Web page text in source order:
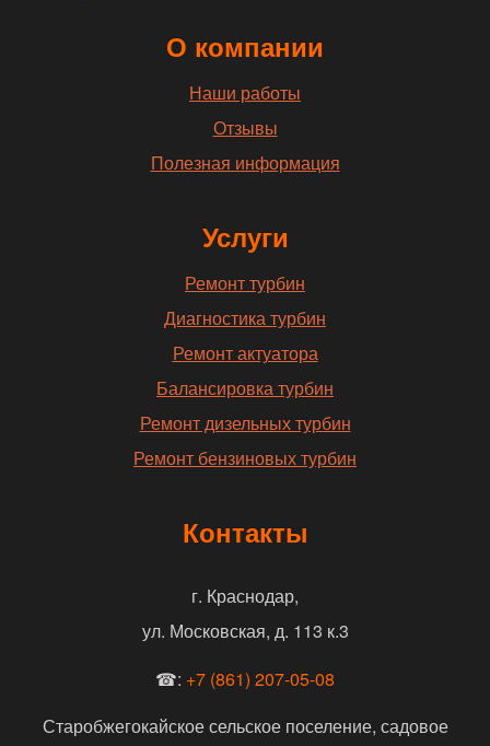
О компании
Наши работы
Отзывы
Полезная информация
Услуги
Ремонт турбин
Диагностика турбин
Ремонт актуатора
Балансировка турбин
Ремонт дизельных турбин
Ремонт бензиновых турбин
Контакты
г. Краснодар,
ул. Московская, д. 113 к.3
☎: +7 (861) 207-05-08
Старобжегокайское сельское поселение, садовое